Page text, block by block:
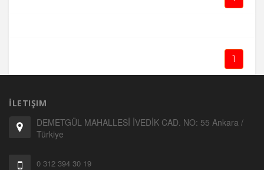
1
İLETIŞIM
DEMETGÜL MAHALLESİ İVEDİK CAD. NO: 55 Ankara /
Türkiye
0 312 394 30 19